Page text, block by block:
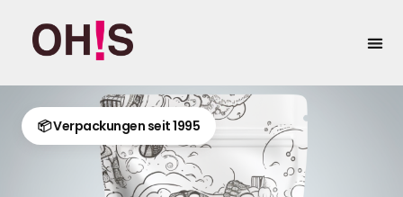
springen
📦 Verpackungen seit 1995